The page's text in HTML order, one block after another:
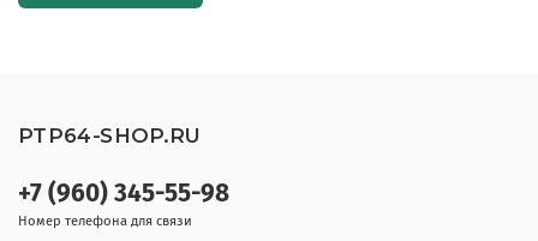
+7 (960) 345-55-98
Номер телефона для связи
PTP64-SHOP.RU